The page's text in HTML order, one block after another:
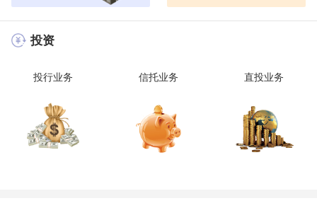
投资
投行业务 信托业务 直投业务